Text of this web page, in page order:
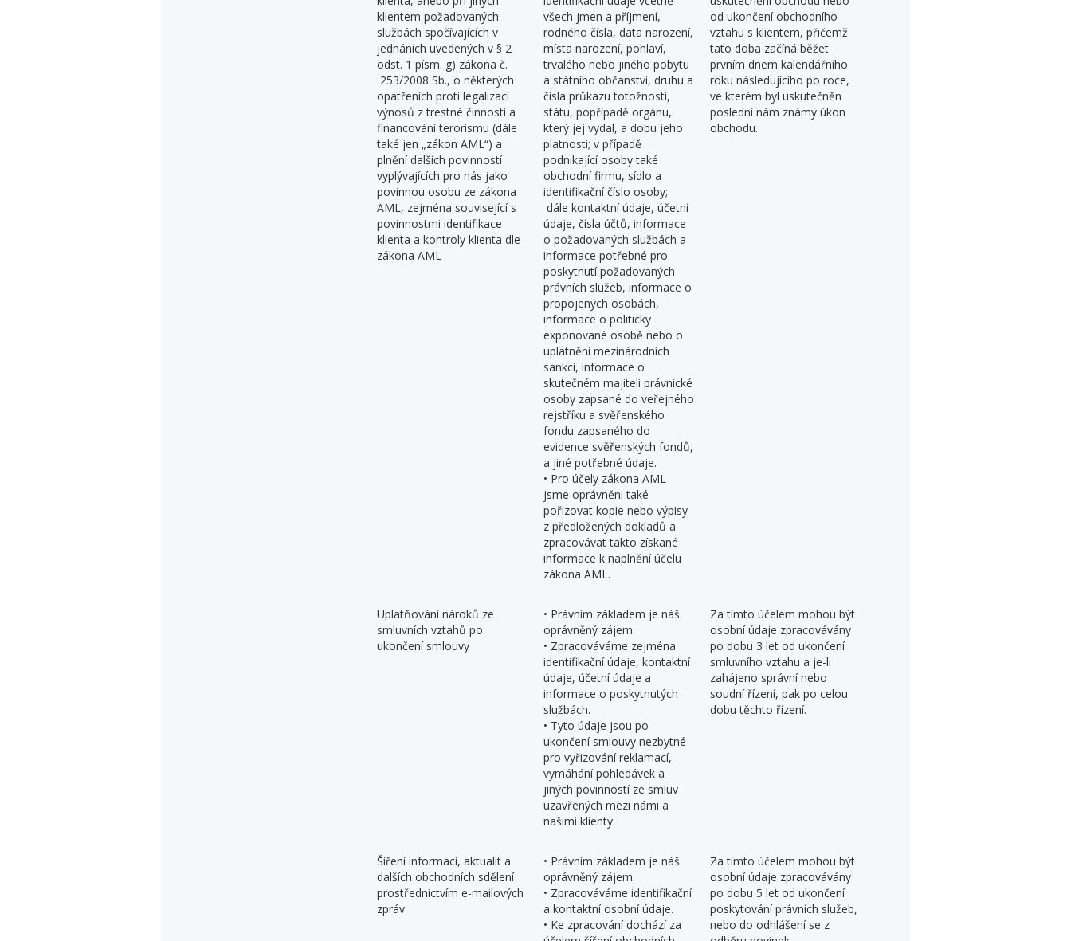
klientem požadovaných
službách spočívajících v
jednáních uvedených v § 2
odst. 1 písm. g) zákona č.
253/2008 Sb., o některých
opatřeních proti legalizaci
výnosů z trestné činnosti a
financování terorismu (dále
také jen „zákon AML“) a
plnění dalších povinností
vyplývajících pro nás jako
povinnou osobu ze zákona
AML, zejména související s
povinnostmi identifikace
klienta a kontroly klienta dle
zákona AML
všech jmen a příjmení,
rodného čísla, data narození,
místa narození, pohlaví,
trvalého nebo jiného pobytu
a státního občanství, druhu a
čísla průkazu totožnosti,
státu, popřípadě orgánu,
který jej vydal, a dobu jeho
platnosti; v případě
podnikající osoby také
obchodní firmu, sídlo a
identifikační číslo osoby;
dále kontaktní údaje, účetní
údaje, čísla účtů, informace
o požadovaných službách a
informace potřebné pro
poskytnutí požadovaných
právních služeb, informace o
propojených osobách,
informace o politicky
exponované osobě nebo o
uplatnění mezinárodních
sankcí, informace o
skutečném majiteli právnické
osoby zapsané do veřejného
rejstříku a svěřenského
fondu zapsaného do
evidence svěřenských fondů,
a jiné potřebné údaje.
• Pro účely zákona AML
jsme oprávněni také
pořizovat kopie nebo výpisy
z předložených dokladů a
zpracovávat takto získané
informace k naplnění účelu
zákona AML.
od ukončení obchodního
vztahu s klientem, přičemž
tato doba začíná běžet
prvním dnem kalendářního
roku následujícího po roce,
ve kterém byl uskutečněn
poslední nám známý úkon
obchodu.
Uplatňování nároků ze
smluvních vztahů po
ukončení smlouvy
• Právním základem je náš
oprávněný zájem.
• Zpracováváme zejména
identifikační údaje, kontaktní
údaje, účetní údaje a
informace o poskytnutých
službách.
• Tyto údaje jsou po
ukončení smlouvy nezbytné
pro vyřizování reklamací,
vymáhání pohledávek a
jiných povinností ze smluv
uzavřených mezi námi a
našimi klienty.
Za tímto účelem mohou být
osobní údaje zpracovávány
po dobu 3 let od ukončení
smluvního vztahu a je-li
zahájeno správní nebo
soudní řízení, pak po celou
dobu těchto řízení.
Šíření informací, aktualit a
dalších obchodních sdělení
prostřednictvím e-mailových
zpráv
• Právním základem je náš
oprávněný zájem.
• Zpracováváme identifikační
a kontaktní osobní údaje.
• Ke zpracování dochází za
Za tímto účelem mohou být
osobní údaje zpracovávány
po dobu 5 let od ukončení
poskytování právních služeb,
nebo do odhlášení se z